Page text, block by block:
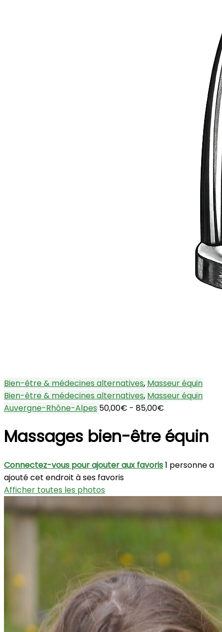
Bien-être & médecines alternatives, Masseur équin
Bien-être & médecines alternatives, Masseur équin
Auvergne-Rhône-Alpes 50,00€ - 85,00€
Massages bien-être équin
Connectez-vous pour ajouter aux favoris1 personne a
ajouté cet endroit à ses favoris
Afficher toutes les photos